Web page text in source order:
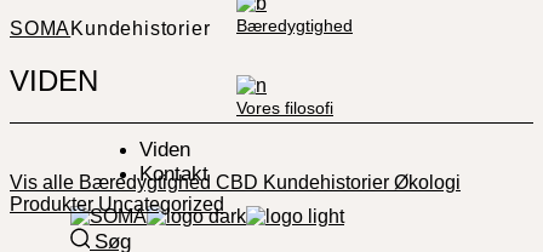
Bæredygtighed
Vores filosofi
Viden
Kontakt
Søg
SOMAKundehistorier
VIDEN
Vis alle Bæredygtighed CBD Kundehistorier Økologi
Produkter Uncategorized